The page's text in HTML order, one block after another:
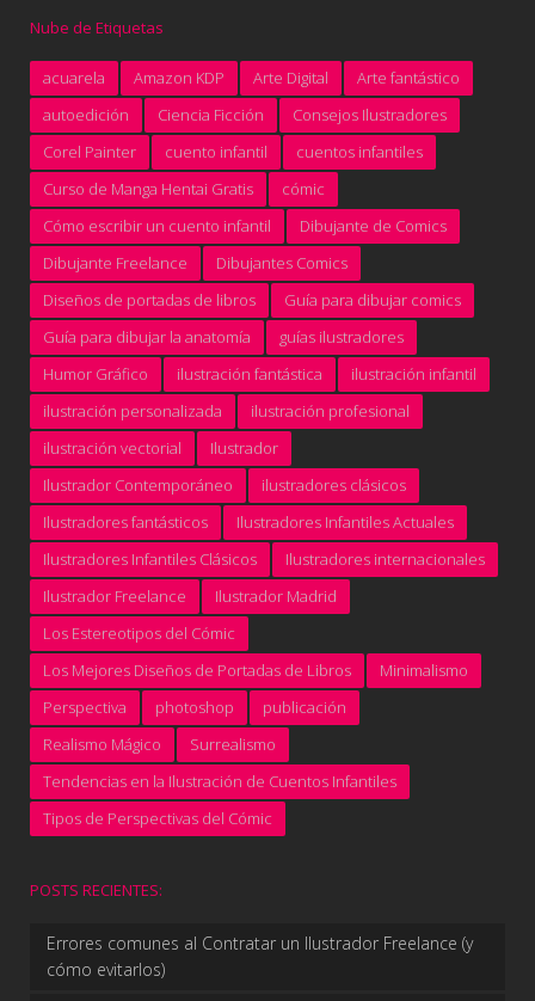
Nube de Etiquetas
acuarela Amazon KDP Arte Digital
Arte fantástico
autoedición
Ciencia Ficción
Consejos Ilustradores
Corel Painter
cuento infantil
cuentos infantiles
Curso de Manga Hentai Gratis
cómic
Cómo escribir un cuento infantil
Dibujante de Comics
Dibujante Freelance
Dibujantes Comics
Diseños de portadas de libros
Guía para dibujar comics
Guía para dibujar la anatomía
guías ilustradores
Humor Gráfico
ilustración fantástica
ilustración infantil
ilustración personalizada
ilustración profesional
ilustración vectorial
Ilustrador
Ilustrador Contemporáneo
ilustradores clásicos
Ilustradores fantásticos
Ilustradores Infantiles Actuales
Ilustradores Infantiles Clásicos
Ilustradores internacionales
Ilustrador Freelance
Ilustrador Madrid
Los Estereotipos del Cómic
Los Mejores Diseños de Portadas de Libros
Minimalismo
Perspectiva
photoshop
publicación
Realismo Mágico
Surrealismo
Tendencias en la Ilustración de Cuentos Infantiles
Tipos de Perspectivas del Cómic
POSTS RECIENTES:
Errores comunes al Contratar un Ilustrador Freelance (y
cómo evitarlos)